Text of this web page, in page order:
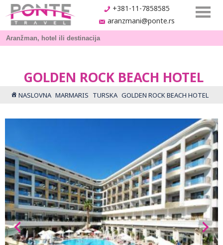
+381-11-7858585
aranzmani@ponte.rs
GOLDEN ROCK BEACH HOTEL
NASLOVNA MARMARIS TURSKA GOLDEN ROCK BEACH HOTEL